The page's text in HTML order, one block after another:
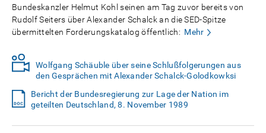
Bundeskanzler Helmut Kohl seinen am Tag zuvor bereits von
Rudolf Seiters über Alexander Schalck an die SED-Spitze
übermittelten Forderungskatalog öffentlich: Mehr
Wolfgang Schäuble über seine Schlußfolgerungen aus
den Gesprächen mit Alexander Schalck-Golodkowksi
Bericht der Bundesregierung zur Lage der Nation im
geteilten Deutschland, 8. November 1989